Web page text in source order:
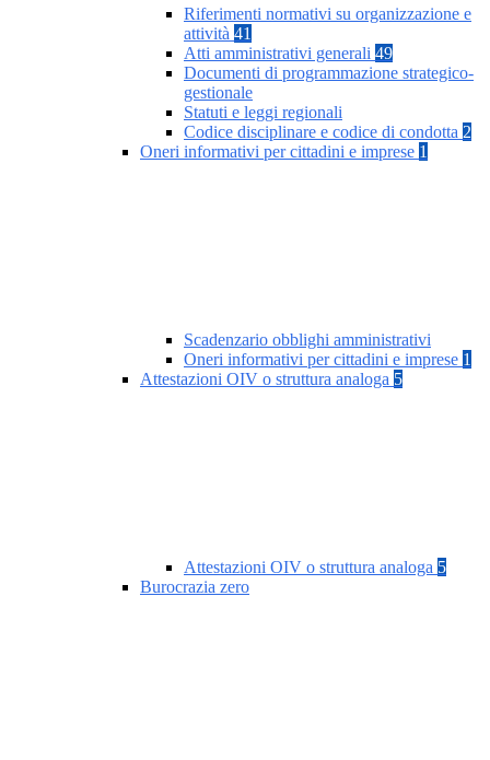
Riferimenti normativi su organizzazione e
attività 41
Atti amministrativi generali 49
Documenti di programmazione strategico-
gestionale
Statuti e leggi regionali
Codice disciplinare e codice di condotta 2
Oneri informativi per cittadini e imprese 1
Scadenzario obblighi amministrativi
Oneri informativi per cittadini e imprese 1
Attestazioni OIV o struttura analoga 5
Attestazioni OIV o struttura analoga 5
Burocrazia zero